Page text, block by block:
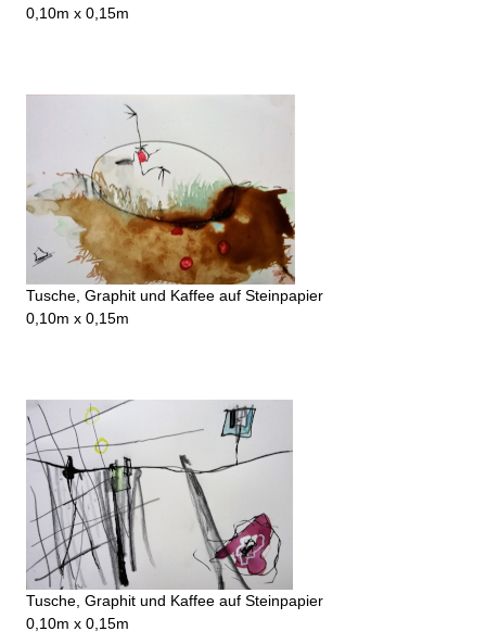
0,10m x 0,15m
Tusche, Graphit und Kaffee auf Steinpapier
0,10m x 0,15m
Tusche, Graphit und Kaffee auf Steinpapier
0,10m x 0,15m